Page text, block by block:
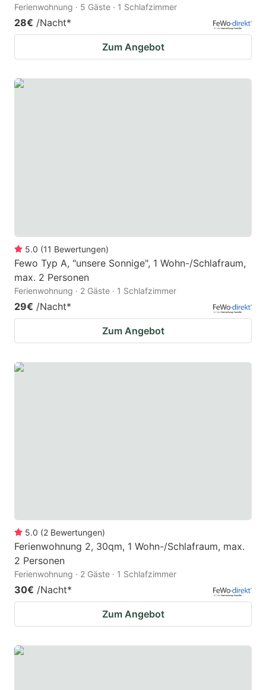
Ferienwohnung · 5 Gäste · 1 Schlafzimmer
28€ /Nacht*
Zum Angebot
5.0 (11 Bewertungen)
Fewo Typ A, "unsere Sonnige", 1 Wohn-/Schlafraum,
max. 2 Personen
Ferienwohnung · 2 Gäste · 1 Schlafzimmer
29€ /Nacht*
Zum Angebot
5.0 (2 Bewertungen)
Ferienwohnung 2, 30qm, 1 Wohn-/Schlafraum, max.
2 Personen
Ferienwohnung · 2 Gäste · 1 Schlafzimmer
30€ /Nacht*
Zum Angebot